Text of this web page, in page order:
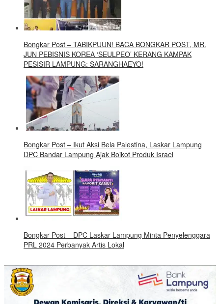
Bongkar Post – TABIKPUUN! BACA BONGKAR POST, MR.
JUN PEBISNIS KOREA ‘SEULPEO’ KERANG KAMPAK
PESISIR LAMPUNG: SARANGHAEYO!
Bongkar Post – Ikut Aksi Bela Palestina, Laskar Lampung
DPC Bandar Lampung Ajak Boikot Produk Israel
Bongkar Post – DPC Laskar Lampung Minta Penyelenggara
PRL 2024 Perbanyak Artis Lokal